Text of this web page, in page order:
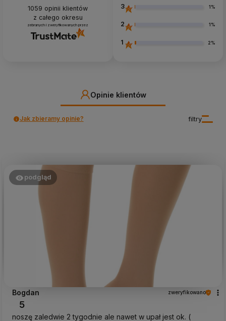
1059 opinii klientów
z całego okresu
zebranych i zweryfikowanych przez
3 1%
2 1%
1 2%
Opinie klientów
filtry
Jak zbieramy opinie?
podgląd
Bogdan zweryfikowano
5
noszę zaledwie 2 tygodnie ale nawet w upał jest ok. (